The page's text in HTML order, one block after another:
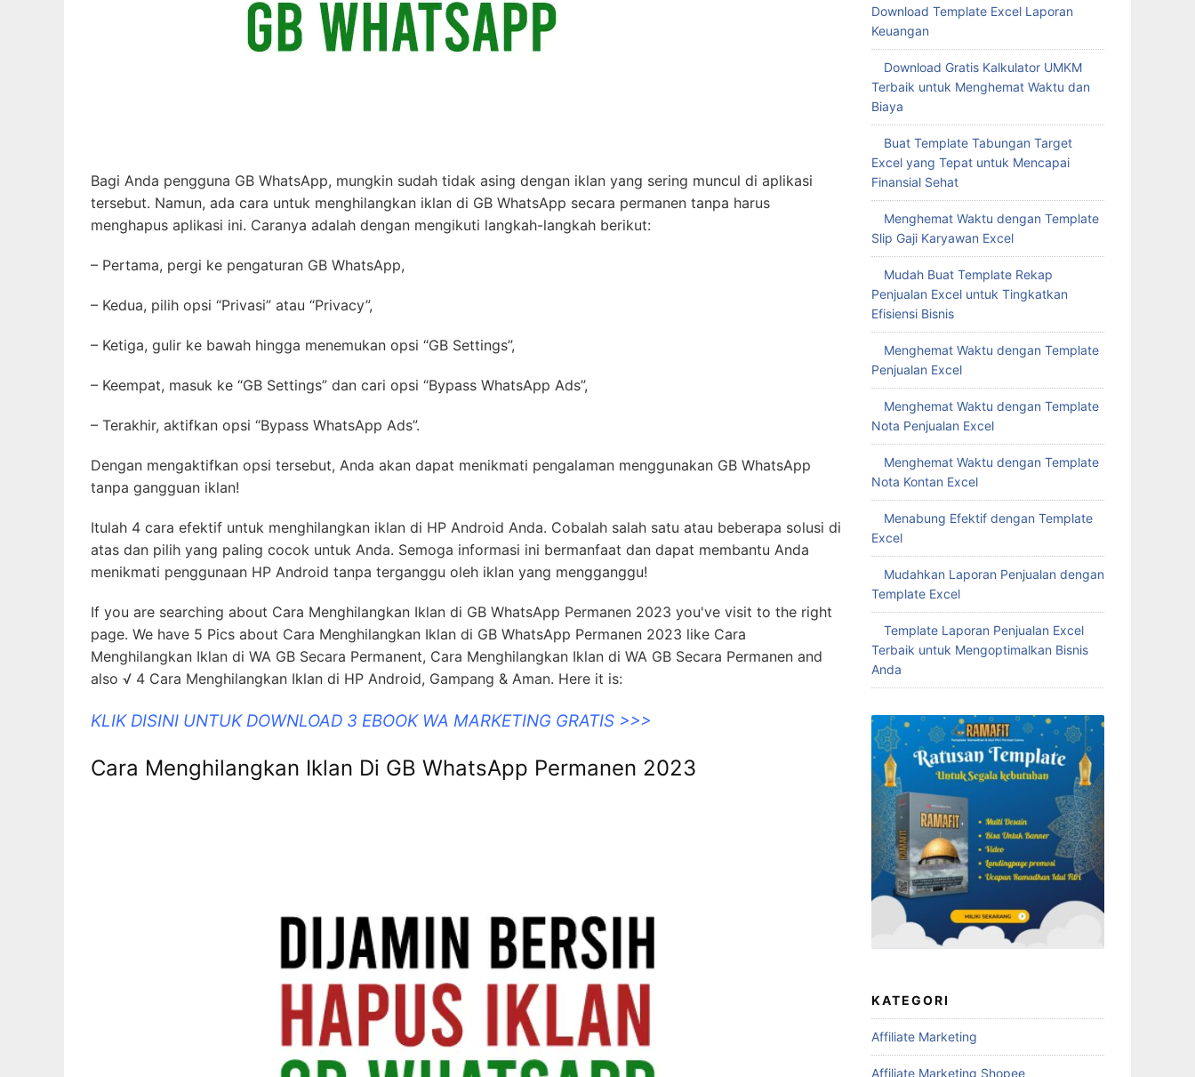
Bagi Anda pengguna GB WhatsApp, mungkin sudah tidak asing dengan iklan yang sering muncul di aplikasi
tersebut. Namun, ada cara untuk menghilangkan iklan di GB WhatsApp secara permanen tanpa harus
menghapus aplikasi ini. Caranya adalah dengan mengikuti langkah-langkah berikut:
– Pertama, pergi ke pengaturan GB WhatsApp,
– Kedua, pilih opsi “Privasi” atau “Privacy”,
– Ketiga, gulir ke bawah hingga menemukan opsi “GB Settings”,
– Keempat, masuk ke “GB Settings” dan cari opsi “Bypass WhatsApp Ads”,
– Terakhir, aktifkan opsi “Bypass WhatsApp Ads”.
Dengan mengaktifkan opsi tersebut, Anda akan dapat menikmati pengalaman menggunakan GB WhatsApp
tanpa gangguan iklan!
Itulah 4 cara efektif untuk menghilangkan iklan di HP Android Anda. Cobalah salah satu atau beberapa solusi di
atas dan pilih yang paling cocok untuk Anda. Semoga informasi ini bermanfaat dan dapat membantu Anda
menikmati penggunaan HP Android tanpa terganggu oleh iklan yang mengganggu!
If you are searching about Cara Menghilangkan Iklan di GB WhatsApp Permanen 2023 you've visit to the right
page. We have 5 Pics about Cara Menghilangkan Iklan di GB WhatsApp Permanen 2023 like Cara
Menghilangkan Iklan di WA GB Secara Permanent, Cara Menghilangkan Iklan di WA GB Secara Permanen and
also √ 4 Cara Menghilangkan Iklan di HP Android, Gampang & Aman. Here it is:
KLIK DISINI UNTUK DOWNLOAD 3 EBOOK WA MARKETING GRATIS >>>
Cara Menghilangkan Iklan Di GB WhatsApp Permanen 2023
Download Template Excel Laporan
Keuangan
Download Gratis Kalkulator UMKM
Terbaik untuk Menghemat Waktu dan
Biaya
Buat Template Tabungan Target
Excel yang Tepat untuk Mencapai
Finansial Sehat
Menghemat Waktu dengan Template
Slip Gaji Karyawan Excel
Mudah Buat Template Rekap
Penjualan Excel untuk Tingkatkan
Efisiensi Bisnis
Menghemat Waktu dengan Template
Penjualan Excel
Menghemat Waktu dengan Template
Nota Penjualan Excel
Menghemat Waktu dengan Template
Nota Kontan Excel
Menabung Efektif dengan Template
Excel
Mudahkan Laporan Penjualan dengan
Template Excel
Template Laporan Penjualan Excel
Terbaik untuk Mengoptimalkan Bisnis
Anda
KATEGORI
Affiliate Marketing
Affiliate Marketing Shopee